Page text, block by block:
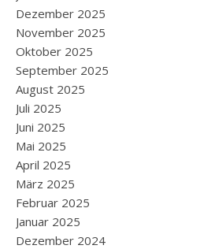
Dezember 2025
November 2025
Oktober 2025
September 2025
August 2025
Juli 2025
Juni 2025
Mai 2025
April 2025
März 2025
Februar 2025
Januar 2025
Dezember 2024